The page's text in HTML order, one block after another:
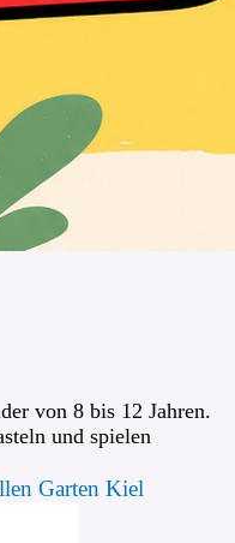
von 8 bis 12 Jahren.
und spielen
Garten Kiel